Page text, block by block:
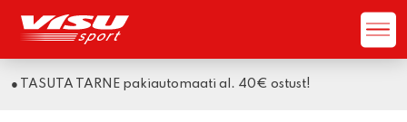
● TASUTA TARNE kulleriga al. 50€ ostust!